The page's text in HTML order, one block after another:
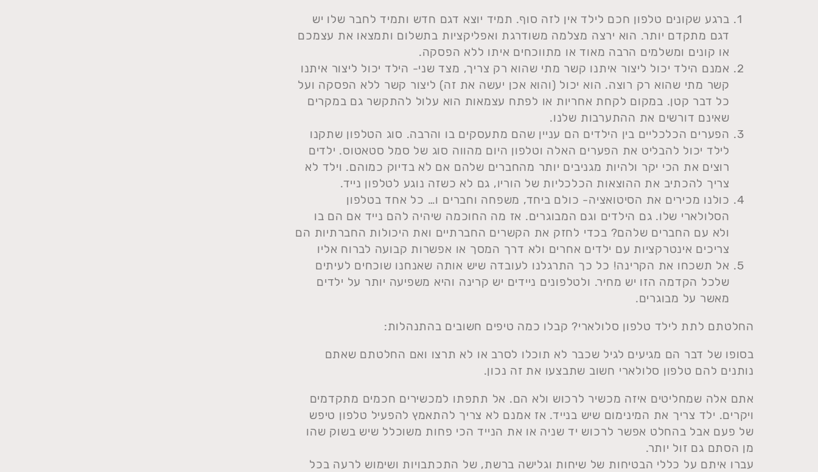
ברגע שקונים טלפון חכם לילד אין לזה סוף. תמיד יוצא דגם חדש ותמיד לחבר שלו יש
דגם מתקדם יותר. הוא ירצה מצלמה משודרגת ואפליקציות בתשלום ותמצאו את עצמכם
או קונים ומשלמים הרבה מאוד או מתווכחים איתו ללא הפסקה.
אמנם הילד יכול ליצור איתנו קשר מתי שהוא רק צריך, מצד שני- הילד יכול ליצור איתנו
קשר מתי שהוא רק רוצה. הוא יכול (והוא אכן יעשה את זה) ליצור קשר ללא הפסקה ועל
כל דבר קטן. במקום לקחת אחריות או לפתח עצמאות הוא עלול להתקשר גם במקרים
שאינם דורשים את ההתערבות שלנו.
הפערים הכלכליים בין הילדים הם עניין שהם מתעסקים בו והרבה. סוג הטלפון שתקנו
לילד יכול להבליט את הפערים האלה וטלפון היום מהווה סוג של סמל סטאטוס. ילדים
רוצים את הכי יקר ולהיות מגניבים יותר מהחברים שלהם אם לא בדיוק כמוהם. וילד לא
צריך להכתיב את ההוצאות הכלכליות של הוריו, גם לא כשזה נוגע לטלפון נייד.
כולנו מכירים את הסיטואציה- כולם ביחד, משפחה וחברים ו… כל אחד בטלפון
הסלולארי שלו. גם הילדים וגם המבוגרים. אז מה החוכמה שיהיה להם נייד אם הם בו
ולא עם החברים שלהם? בכדי לחזק את הקשרים החברתיים ואת היכולות החברתיות הם
צריכים אינטרקציות עם ילדים אחרים ולא דרך המסך או אפשרות קבועה לברוח אליו
אל תשכחו את הקרינה! כל כך התרגלנו לעובדה שיש אותה שאנחנו שוכחים לעיתים
שלכל הקדמה הזו יש מחיר. ולטלפונים ניידים יש קרינה והיא משפיעה יותר על ילדים
מאשר על מבוגרים.
החלטתם לתת לילד טלפון סלולארי? קבלו כמה טיפים חשובים בהתנהלות:
בסופו של דבר הם מגיעים לגיל שכבר לא תוכלו לסרב או לא תרצו ואם החלטתם שאתם
נותנים להם טלפון סלולארי חשוב שתבצעו את זה נכון.
אתם אלה שמחליטים איזה מכשיר לרכוש ולא הם. אל תתפתו למכשירים חכמים מתקדמים
ויקרים. ילד צריך את המינימום שיש בנייד. אז אמנם לא צריך להתאמץ להפעיל טלפון טיפש
של פעם אבל בהחלט אפשר לרכוש יד שניה או את הנייד הכי פחות משוכלל שיש בשוק שהו
מן הסתם גם זול יותר.
עברו איתם על כללי הבטיחות של שיחות וגלישה ברשת, של התכתבויות ושימוש לרעה בכל